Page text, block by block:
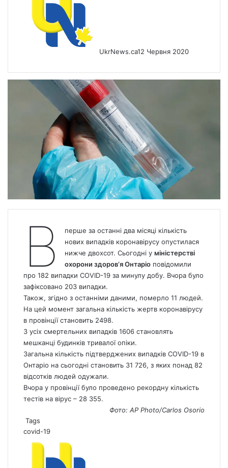
UkrNews.ca12 Червня 2020
В
перше за останні два місяці кількість
нових випадків коронавірусу опустилася
нижче двохсот. Сьогодні у міністерстві
охорони здоров’я Онтаріоповідомили
про 182 випадки COVID-19 за минулу добу. Вчора було
зафіксовано 203 випадки.
Також, згідно з останніми даними, померло 11 людей.
На цей момент загальна кількість жертв коронавірусу
в провінції становить 2498.
З усіх смертельних випадків 1606 становлять
мешканці будинків тривалої опіки.
Загальна кількість підтверджених випадків COVID-19 в
Онтаріо на сьогодні становить 31 726, з яких понад 82
відсотків людей одужали.
Вчора у провінції було проведено рекордну кількість
тестів на вірус – 28 355.
Фото: AP Photo/Carlos Osorio
Tags
covid-19